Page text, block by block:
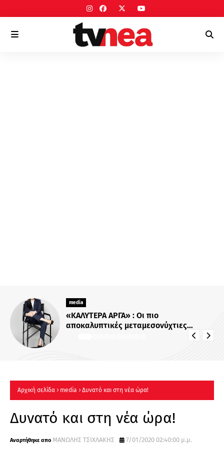
media
Για Σένα»: Γνωρίστε την οικογένεια
Ηλιάδη – Εκεί όπου οι πιο δυνατοί
δεσμοί δοκιμάζονται περισσότερο !
Αρχική σελίδα media Δυνατό και στη νέα ώρα!
Δυνατό και στη νέα ώρα!
ΜΑΝΩΛΗΣ ΤΣΙΧΛΑΚΗΣ 7/01/2020 02:40:00 μ.μ.